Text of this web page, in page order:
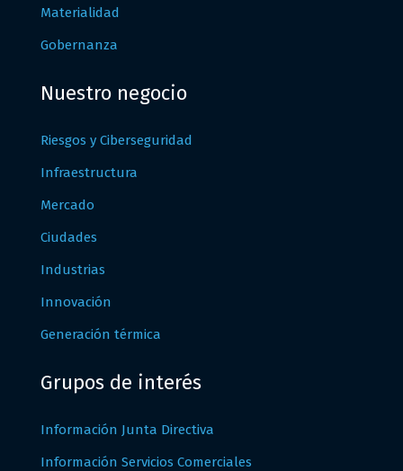
Materialidad
Gobernanza
Nuestro negocio
Riesgos y Ciberseguridad
Infraestructura
Mercado
Ciudades
Industrias
Innovación
Generación térmica
Grupos de interés
Información Junta Directiva
Información Servicios Comerciales